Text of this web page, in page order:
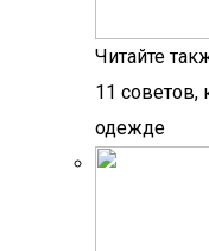
Читайте
11 советов,
одежде